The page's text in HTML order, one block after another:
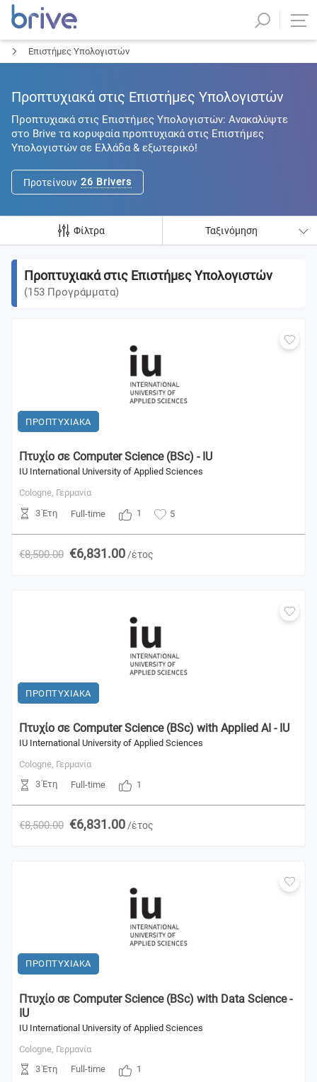
Επιστήμες Υπολογιστών
Προπτυχιακά στις Επιστήμες Υπολογιστών
Προπτυχιακά στις Επιστήμες Υπολογιστών: Ανακαλύψτε
στο Brive τα κορυφαία προπτυχιακά στις Επιστήμες
Υπολογιστών σε Ελλάδα & εξωτερικό!
Προτείνουν 26 Brivers
Φίλτρα Ταξινόμηση
Προπτυχιακά στις Επιστήμες Υπολογιστών
(153 Προγράμματα)
ΠΡΟΠΤΥΧΙΑΚΑ
Πτυχίο σε Computer Science (BSc) - IU
IU International University of Applied Sciences
Cologne, Γερμανία
3 Έτη
Full-time 1 5
€8,500.00 €6,831.00 /έτος
ΠΡΟΠΤΥΧΙΑΚΑ
Πτυχίο σε Computer Science (BSc) with Applied AI - IU
IU International University of Applied Sciences
Cologne, Γερμανία
3 Έτη
Full-time 1
€8,500.00 €6,831.00 /έτος
ΠΡΟΠΤΥΧΙΑΚΑ
Πτυχίο σε Computer Science (BSc) with Data Science -
IU
IU International University of Applied Sciences
Cologne, Γερμανία
3 Έτη
Full-time 1